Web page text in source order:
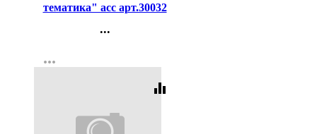
тематика" асс арт.30032
...
Регистрация
more_horiz
equalizer